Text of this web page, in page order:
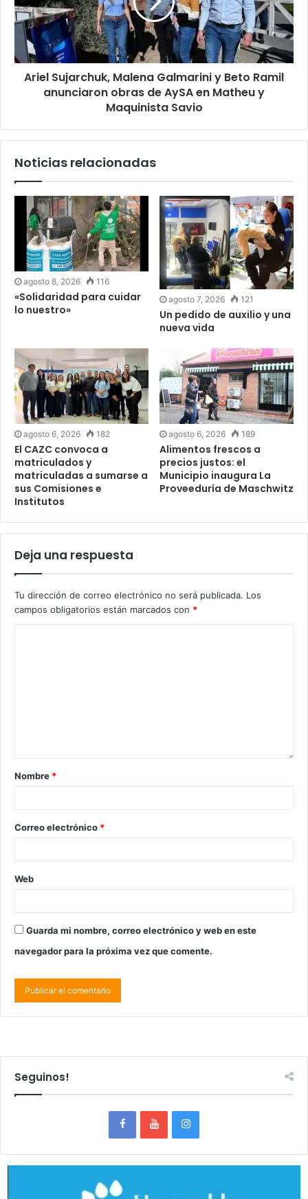
Ariel Sujarchuk, Malena Galmarini y Beto Ramil
anunciaron obras de AySA en Matheu y
Maquinista Savio
Noticias relacionadas
agosto 8, 2026 116
«Solidaridad para cuidar
lo nuestro»
agosto 7, 2026 121
Un pedido de auxilio y una
nueva vida
agosto 6, 2026 182
El CAZC convoca a
matriculados y
matriculadas a sumarse a
sus Comisiones e
Institutos
agosto 6, 2026 189
Alimentos frescos a
precios justos: el
Municipio inaugura La
Proveeduría de Maschwitz
Deja una respuesta
Tu dirección de correo electrónico no será publicada. Los
campos obligatorios están marcados con *
Nombre *
Correo electrónico *
Web
Guarda mi nombre, correo electrónico y web en este
navegador para la próxima vez que comente.
Seguinos!